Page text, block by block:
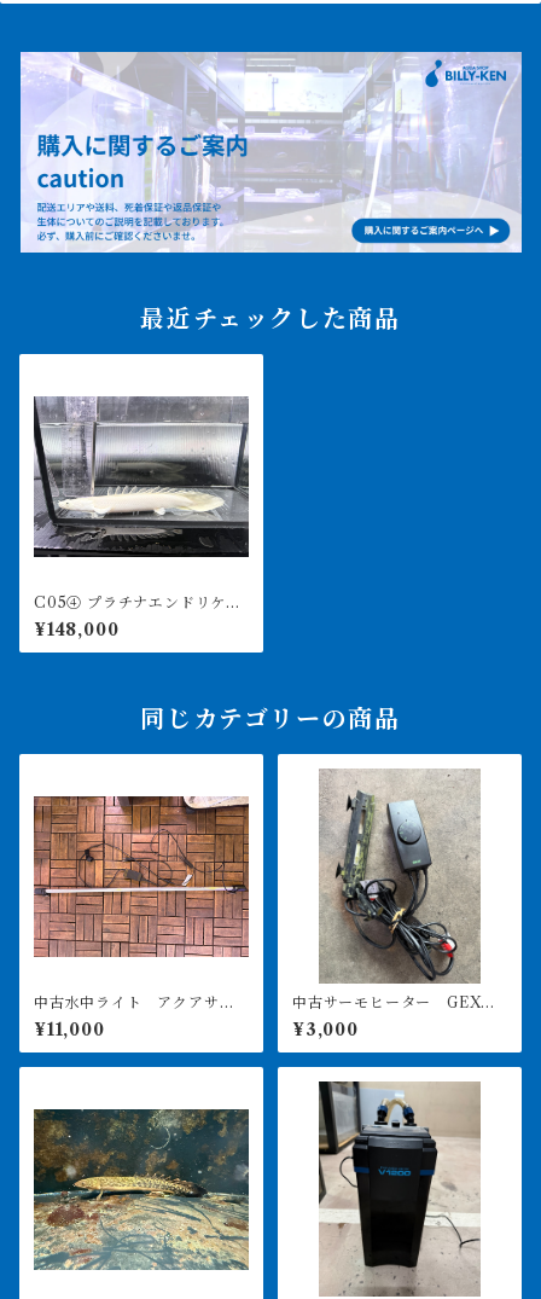
最近チェックした商品
C05④ プラチナエンドリケリ
ー 19㎝前後
¥148,000
同じカテゴリーの商品
中古水中ライト アクアサン
¥11,000
中古サーモヒーター GEXサ
ーモ&300Wヒーターセット
引き取り限定
¥3,000